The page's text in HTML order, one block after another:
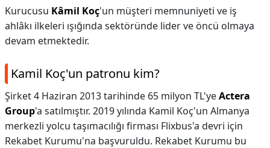
Kurucusu Kâmil Koç'un müşteri memnuniyeti ve iş
ahlâkı ilkeleri ışığında sektöründe lider ve öncü olmaya
devam etmektedir.
Kamil Koç'un patronu kim?
Şirket 4 Haziran 2013 tarihinde 65 milyon TL'yeActera
Group'a satılmıştır. 2019 yılında Kamil Koç'un Almanya
merkezli yolcu taşımacılığı firması Flixbus'a devri için
Rekabet Kurumu'na başvuruldu. Rekabet Kurumu bu